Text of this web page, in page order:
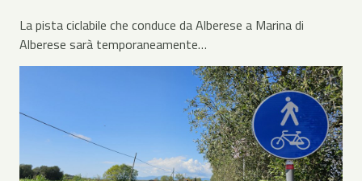
La pista ciclabile che conduce da Alberese a Marina di
Alberese sarà temporaneamente…